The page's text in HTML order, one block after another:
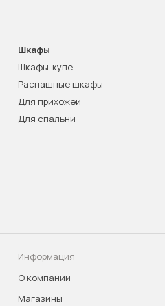
Шкафы
Шкафы-купе
Распашные шкафы
Для прихожей
Для спальни
Информация
О компании
Магазины